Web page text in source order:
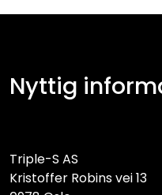
Nyttig
Triple-S AS
Kristoffer Robins vei 13